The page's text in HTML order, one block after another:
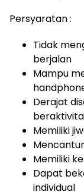
Persyaratan :
Tidak
berjalan
Mampu
Derajat
Memiliki
Memiliki
Dapat
individual